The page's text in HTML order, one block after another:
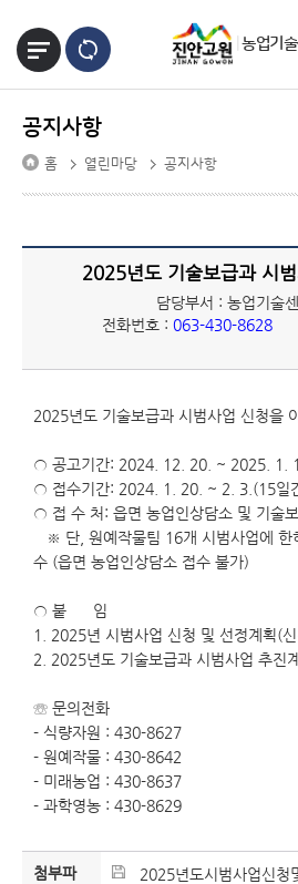
농업기
공지사항
홈 열린마당 공지사항
2025년도 기술보급과 시
담당부서 : 농업기술
전화번호 : 063-430-8628
2025년도 기술보급과 시범사업 신청을
○ 공고기간: 2024. 12. 20. ~ 2025. 1.
○ 접수기간: 2024. 1. 20. ~ 2. 3.(15일
○ 접 수 처: 읍면 농업인상담소 및 기술
※ 단, 원예작물팀 16개 시범사업에 한
수 (읍면 농업인상담소 접수 불가)
○ 붙 임
1. 2025년 시범사업 신청 및 선정계획(
2. 2025년도 기술보급과 시범사업 추진
☏ 문의전화
- 식량자원 : 430-8627
- 원예작물 : 430-8642
- 미래농업 : 430-8637
- 과학영농 : 430-8629
첨부파
2025년도시범사업신청